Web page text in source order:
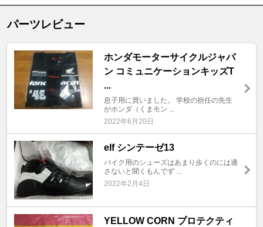
パーツレビュー
ホンダモーターサイクルジャパ
ン コミュニケーションキッズT
...
息子用に買いました。 学校の担任の先生
がホンダ（くまモン ...
2022年6月20日
elf シンテーゼ13
バイク用のシューズはあまり歩くのには適
さないと聞くもんでず ...
2022年2月4日
YELLOW CORN プロテクティ